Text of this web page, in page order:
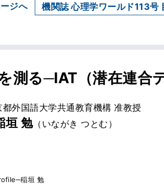
ジへ 機関誌 心理学ワールド113号
測る─IAT（潜在連合
都外国語大学共通教育機構 准教授
垣 勉（いながき つとむ）
稲垣 勉